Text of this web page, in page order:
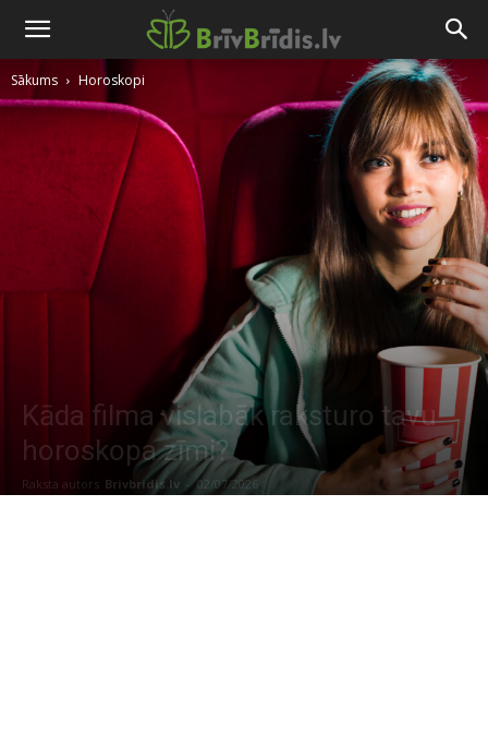
Sākums Horoskopi
Kāda filma vislabāk raksturo tavu
horoskopa zīmi?
Raksta autors Brivbridis.lv - 02/07/2026